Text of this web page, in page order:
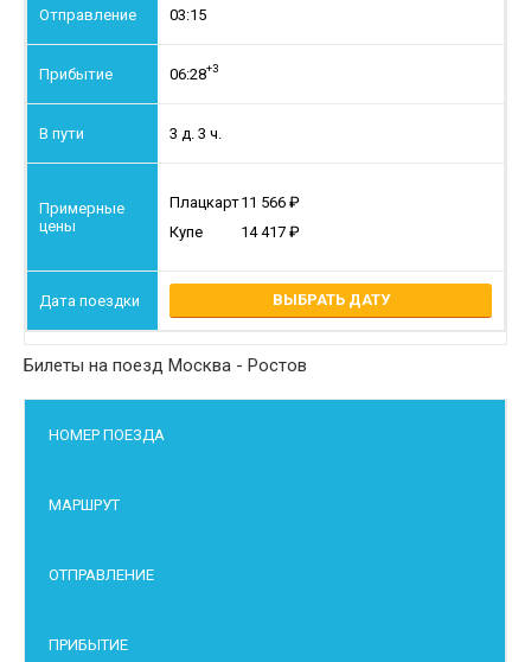
03:15
06:28+3
3 д. 3 ч.
Плацкарт11 566
Купе
14 417
ВЫБРАТЬ ДАТУ
Билеты на поезд Москва - Ростов
НОМЕР ПОЕЗДА
МАРШРУТ
ОТПРАВЛЕНИЕ
ПРИБЫТИЕ